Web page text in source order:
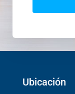
Ubicación